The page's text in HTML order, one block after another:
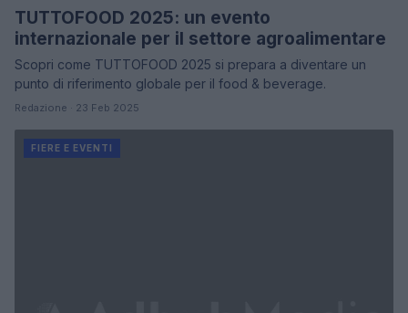
TUTTOFOOD 2025: un evento
internazionale per il settore agroalimentare
Scopri come TUTTOFOOD 2025 si prepara a diventare un
punto di riferimento globale per il food & beverage.
Redazione · 23 Feb 2025
FIERE E EVENTI